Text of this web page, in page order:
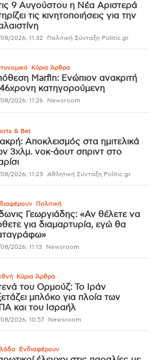
9 Αυγούστου η Νέα Αριστερά
τις κινητοποιήσεις για την
2026, 11:32 Πολιτική Σύνταξη Politic.gr
Κύρια Άρθρα
Marfin: Ενώπιον ανακριτή
κατηγορούμενη
2026, 11:26 Newsroom
& Bet
Αποκλεισμός στα ημιτελικά
3χλμ. νοκ-άουτ σπριντ στο
2026, 11:23 Αθλητική Σύνταξη Politic.gr
Πολιτική
Γεωργιάδης: «Αν θέλετε να
για διαμαρτυρία, εγώ θα
2026, 11:13 Newsroom
Κύρια Άρθρα
του Ορμούζ: Το Ιράν
μπλόκο για πλοία των
και του Ισραήλ
2026, 10:57 Newsroom
Ενδιαφέρουν